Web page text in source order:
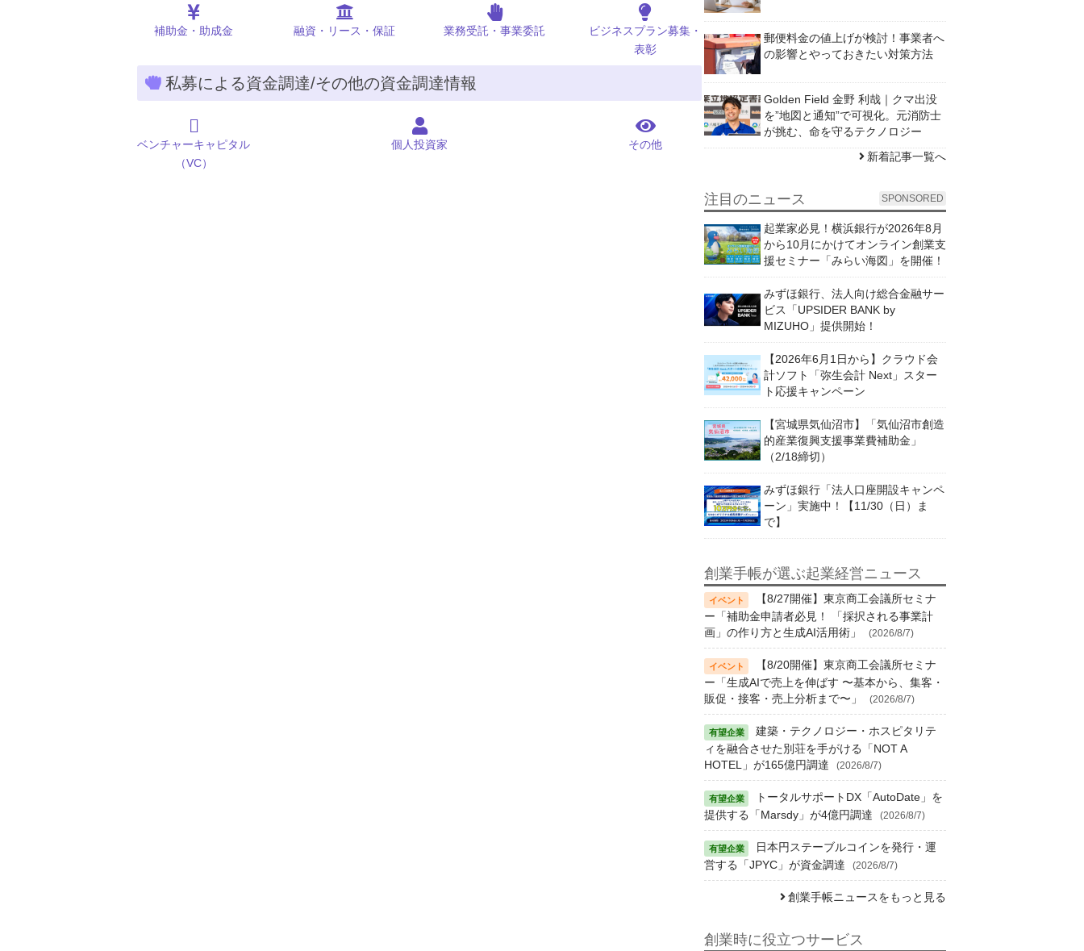
補助金・助成金 融資・リース・保証 業務受託・事業委託
ビジネスプラン募集・
表彰
私募による資金調達/その他の資金調達情報
ベンチャーキャピタル
（VC）
個人投資家 その他
郵便料金の値上げが検討！事業者へ
の影響とやっておきたい対策方法
Golden Field 金野 利哉｜クマ出没
を”地図と通知”で可視化。元消防士
が挑む、命を守るテクノロジー
新着記事一覧へ
注目のニュース SPONSORED
起業家必見！横浜銀行が2026年8月
から10月にかけてオンライン創業支
援セミナー「みらい海図」を開催！
みずほ銀行、法人向け総合金融サー
ビス「UPSIDER BANK by
MIZUHO」提供開始！
【2026年6月1日から】クラウド会
計ソフト「弥生会計 Next」スター
ト応援キャンペーン
【宮城県気仙沼市】「気仙沼市創造
的産業復興支援事業費補助金」
（2/18締切）
みずほ銀行「法人口座開設キャンペ
ーン」実施中！【11/30（日）ま
で】
創業手帳が選ぶ起業経営ニュース
【8/27開催】東京商工会議所セミナ
ー「補助金申請者必見！ 「採択される事業計
画」の作り方と生成AI活用術」
(2026/8/7)
【8/20開催】東京商工会議所セミナ
ー「生成AIで売上を伸ばす 〜基本から、集客・
販促・接客・売上分析まで〜」
(2026/8/7)
建築・テクノロジー・ホスピタリテ
ィを融合させた別荘を手がける「NOT A
HOTEL」が165億円調達
(2026/8/7)
トータルサポートDX「AutoDate」を
提供する「Marsdy」が4億円調達
(2026/8/7)
日本円ステーブルコインを発行・運
営する「JPYC」が資金調達
(2026/8/7)
創業手帳ニュースをもっと見る
創業時に役立つサービス